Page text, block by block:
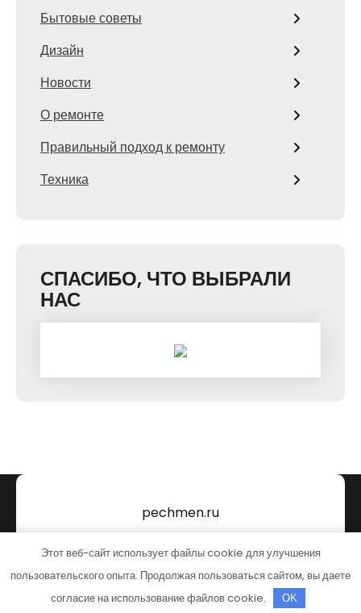
Бытовые советы
Дизайн
Новости
О ремонте
Правильный подход к ремонту
Техника
СПАСИБО, ЧТО ВЫБРАЛИ
НАС
pechmen.ru
Тема от Grace Themes
Этот веб-сайт использует файлы cookie для улучшения
пользовательского опыта. Продолжая пользоваться сайтом, вы даете
согласие на использование файлов cookie.
OK